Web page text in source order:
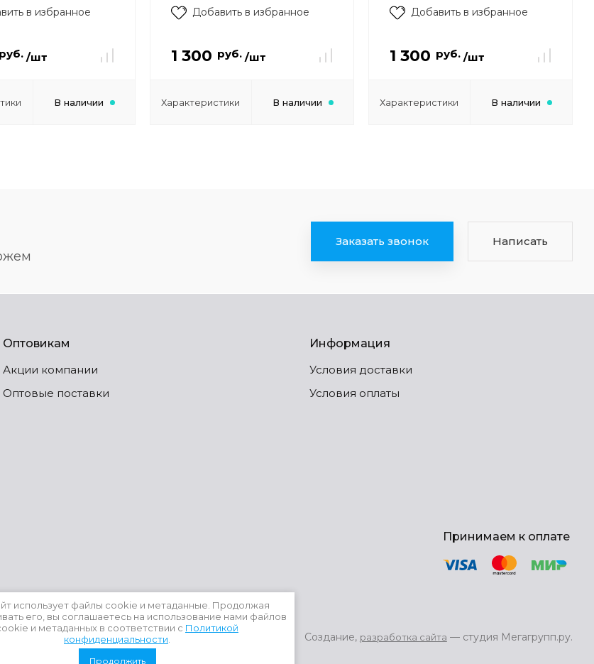
использует файлы cookie и метаданные. Продолжая
его, вы соглашаетесь на использование нами файлов
и метаданных в соответствии с Политикой
конфиденциальности
Продолжить
в избранное
руб. /шт
В наличии
Добавить в избранное
1 300 руб./шт
Характеристики В наличии
Добавить в избранное
1 300 руб./шт
Характеристики В наличии
Заказать звонок Написать
Оптовикам
Акции компании
Оптовые поставки
Информация
Условия доставки
Условия оплаты
Принимаем к оплате
Создание, разработка сайта — студия Мегагрупп.ру.